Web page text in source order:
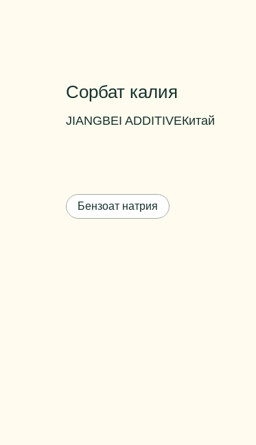
Сорбат калия
JIANGBEI ADDITIVEКитай
Цветбелый
Вес упаковки25 кг
Бензоат натрия